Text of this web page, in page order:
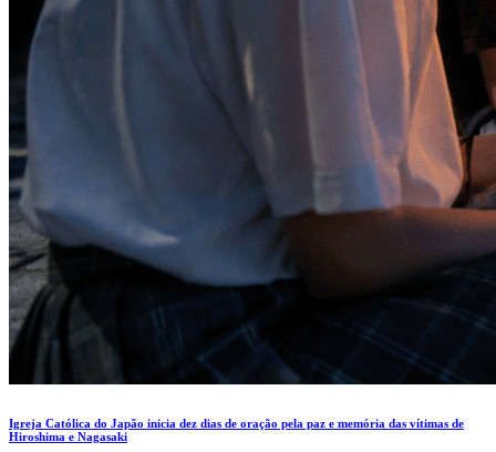
Igreja Católica do Japão inicia dez dias de oração pela paz e memória das vítimas de
Hiroshima e Nagasaki